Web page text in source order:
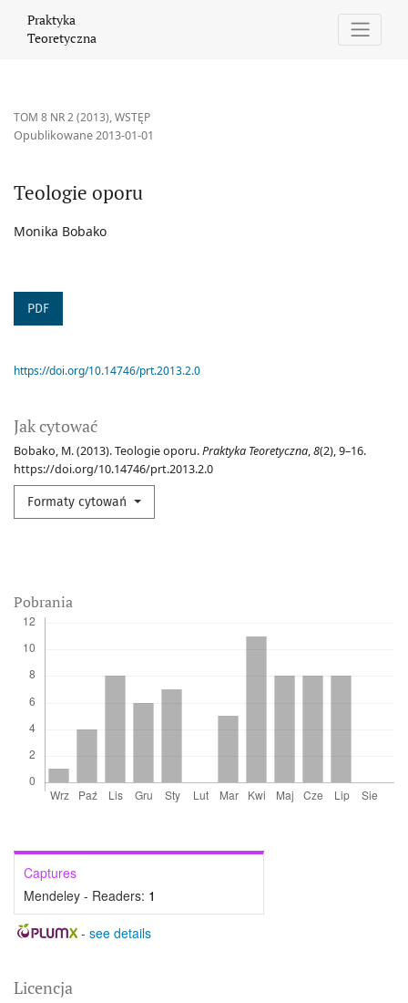
Praktyka
Teoretyczna
TOM 8 NR 2 (2013),WSTĘP
Teologie oporu
Opublikowane 2013-01-01
Monika Bobako
PDF
Jak cytować
Bobako, M. (2013). Teologie oporu.Praktyka Teoretyczna,8(2), 9–16.
https://doi.org/10.14746/prt.2013.2.0
Formaty cytowań
https://doi.org/10.14746/prt.2013.2.0
Pobrania
Captures
Mendeley - Readers: 1
- see details
Licencja